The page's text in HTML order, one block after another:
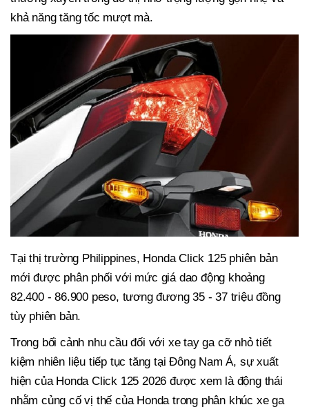
khả năng tăng tốc mượt mà.
Tại thị trường Philippines, Honda Click 125 phiên bản
mới được phân phối với mức giá dao động khoảng
82.400 - 86.900 peso, tương đương 35 - 37 triệu đồng
tùy phiên bản.
Trong bối cảnh nhu cầu đối với xe tay ga cỡ nhỏ tiết
kiệm nhiên liệu tiếp tục tăng tại Đông Nam Á, sự xuất
hiện của Honda Click 125 2026 được xem là động thái
nhằm củng cố vị thế của Honda trong phân khúc xe ga